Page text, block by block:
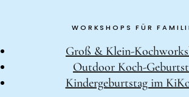
WORKSHOPS FÜR
Groß & Klein-
Outdoor Koch-
Kindergeburtstag im